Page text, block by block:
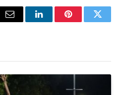
Email LinkedInPinterest